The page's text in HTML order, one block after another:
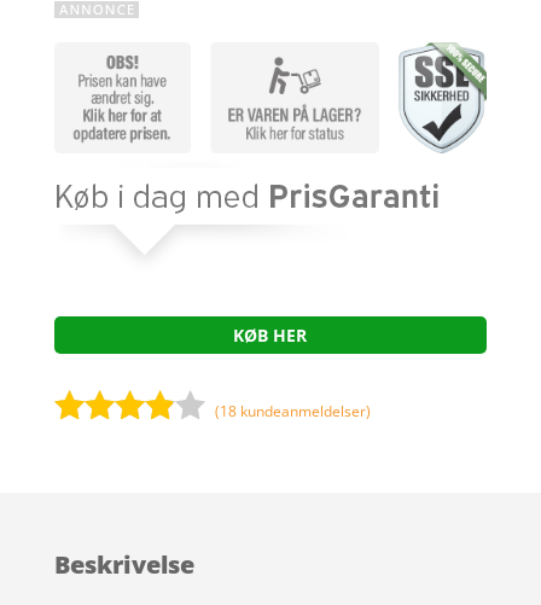
KØB HER
på
(18 kundeanmeldelser)
Beskrivelse